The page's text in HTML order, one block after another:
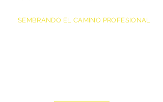
SEMBRANDO EL CAMINO PROFESIONAL